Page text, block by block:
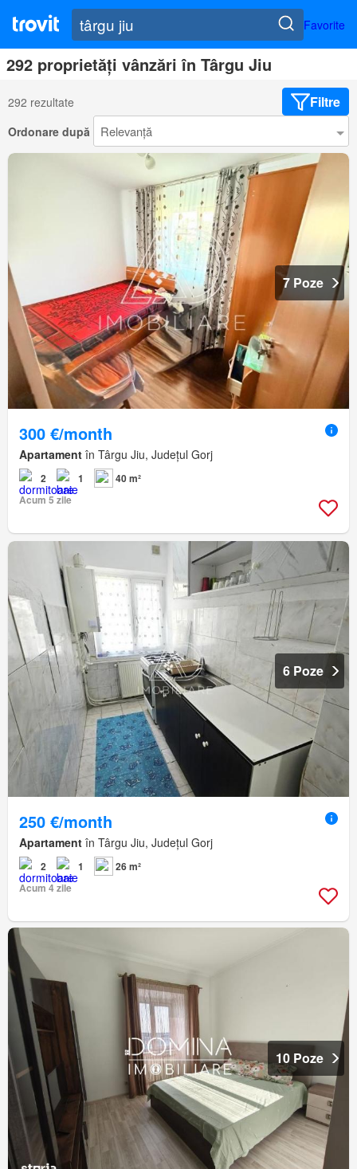
Favorite
292 proprietăți vânzări în Târgu Jiu
292 rezultate Filtre
Ordonare după
7 Poze
300 €/month
Apartament în Târgu Jiu, Județul Gorj
2 1
40 m²
Acum 5 zile
6 Poze
250 €/month
Apartament în Târgu Jiu, Județul Gorj
2 1
26 m²
Acum 4 zile
10 Poze